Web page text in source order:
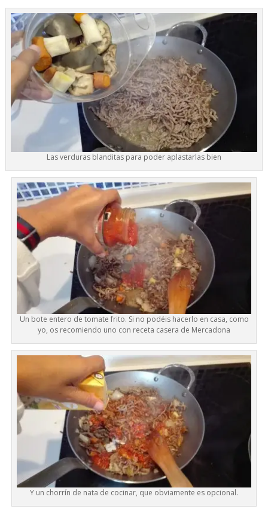
Las verduras blanditas para poder aplastarlas bien
Un bote entero de tomate frito. Si no podéis hacerlo en casa, como
yo, os recomiendo uno con receta casera de Mercadona
Y un chorrín de nata de cocinar, que obviamente es opcional.